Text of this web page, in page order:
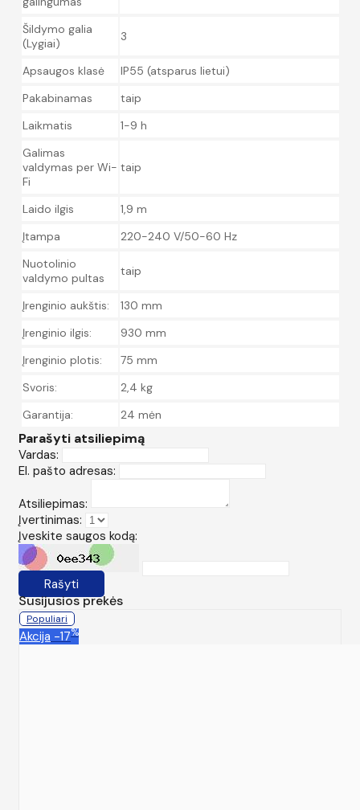
Šildymo galia
(Lygiai)
3
Apsaugos klasė
IP55 (atsparus lietui)
Pakabinamas
taip
Laikmatis
1-9 h
Galimas
valdymas per Wi-
Fi
taip
Laido ilgis
1,9 m
Įtampa
220-240 V/50-60 Hz
Nuotolinio
valdymo pultas
taip
Įrenginio aukštis:
130 mm
Įrenginio ilgis:
930 mm
Įrenginio plotis:
75 mm
Svoris:
2,4 kg
Garantija:
24 mėn
Parašyti atsiliepimą
Vardas:
El. pašto adresas:
Atsiliepimas:
Įvertinimas:
Įveskite saugos kodą:
Rašyti
Susijusios prekės
Populiari
Akcija -17%